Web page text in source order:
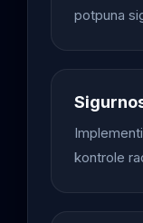
potpuna
kontrole